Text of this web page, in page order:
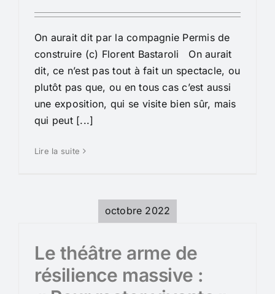
On aurait dit par la compagnie Permis de
construire (c) Florent Bastaroli On aurait
dit, ce n’est pas tout à fait un spectacle, ou
plutôt pas que, ou en tous cas c’est aussi
une exposition, qui se visite bien sûr, mais
qui peut [...]
Lire la suite
octobre 2022
Le théâtre arme de
résilience massive :